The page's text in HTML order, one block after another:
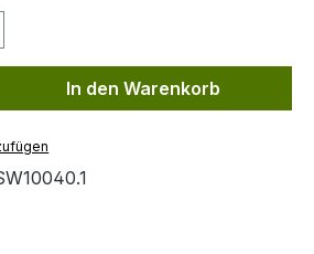
Gib den
In den Warenkorb